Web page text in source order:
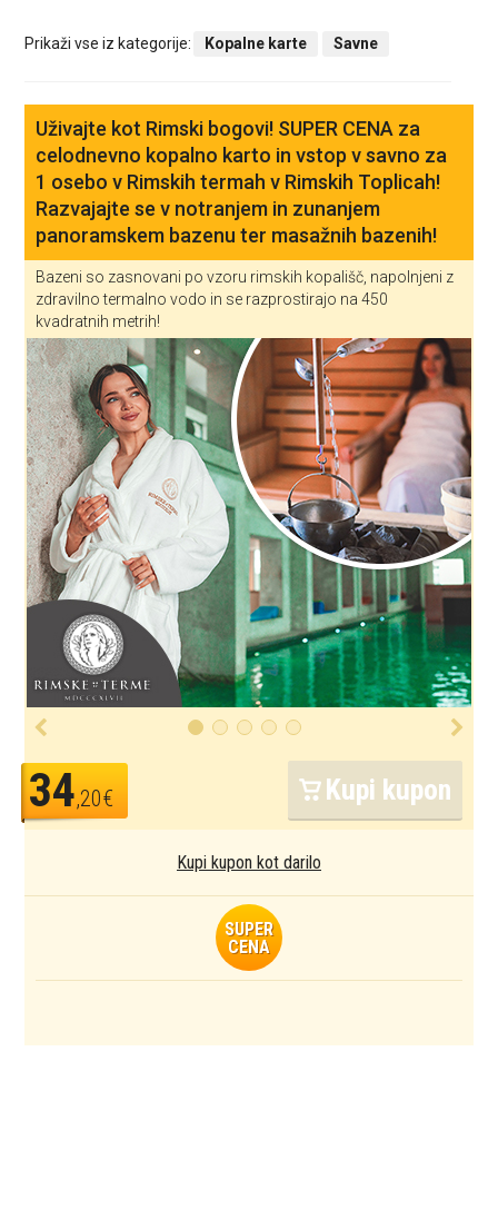
Prikaži vse iz kategorije: Kopalne karte Savne
Uživajte kot Rimski bogovi! SUPER CENA za
celodnevno kopalno karto in vstop v savno za
1 osebo v Rimskih termah v Rimskih Toplicah!
Razvajajte se v notranjem in zunanjem
panoramskem bazenu ter masažnih bazenih!
Bazeni so zasnovani po vzoru rimskih kopališč, napolnjeni z
zdravilno termalno vodo in se razprostirajo na 450
kvadratnih metrih!
34,20€ Kupi kupon
Kupi kupon kot darilo
SUPER
CENA